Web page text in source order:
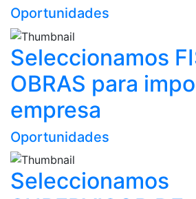
Oportunidades
Seleccionamos
OBRAS para
empresa
Oportunidades
Seleccionamos